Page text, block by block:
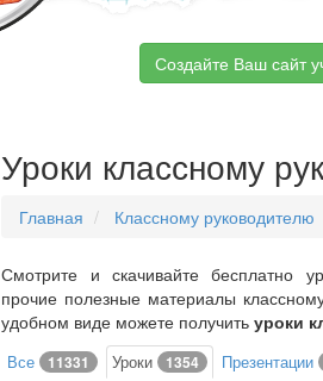
Создайте Ваш сайт
Уроки классному
Главная Классному руководителю
Смотрите и скачивайте бесплатно
прочие полезные материалы
удобном виде можете получитьуроки
Все 11331 Уроки 1354
Презентации